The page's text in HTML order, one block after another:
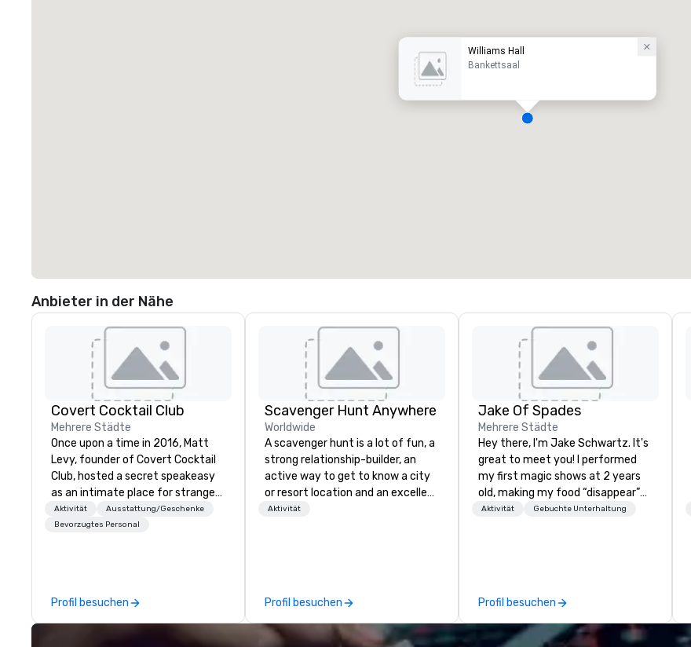
Williams Hall
Bankettsaal
Anbieter in der Nähe
Covert Cocktail Club
Mehrere Städte
Once upon a time in 2016, Matt
Levy, founder of Covert Cocktail
Club, hosted a secret speakeasy
as an intimate place for strangers
to gather in his home. The only
way to find out about it was via
was pretty cool, even before The
New York Times wrote about it.
But that was all pre-pandemic,
Aktivität
Ausstattung/Geschenke
Bevorzugtes Personal
Profil besuchen
Scavenger Hunt Anywhere
Worldwide
A scavenger hunt is a lot of fun, a
strong relationship-builder, an
active way to get to know a city
or resort location and an excellent
team building activity for your
problem-solving, creativity, time
management, prioritization and
decision-making. Anywhere! We
Aktivität
Profil besuchen
Jake Of Spades
Mehrere Städte
Hey there, I'm Jake Schwartz. It's
great to meet you! I performed
my first magic shows at 2 years
old, making my food “disappear”
for my parents at every meal. I
tell STORIES through my magic.
Suddenly, people weren’t made to
be the FOOL, they were PART of a
Aktivität Gebuchte Unterhaltung
Profil besuchen